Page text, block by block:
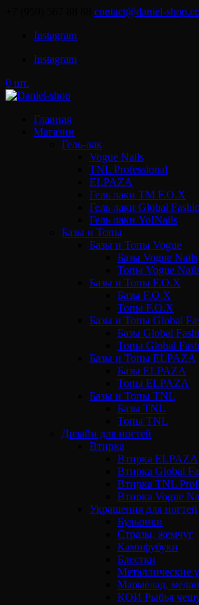
contact@daniel-
Instagram
Instagram
0 шт.
Главная
Магазин
Гель-лак
Vogue Nails
TNL Professional
ELPAZA
Гель лаки ТМ F.O.X
Гель лаки Global
Гель лаки Yo!Nails
Базы и Топы
Базы и Топы Vogue
Базы Vogue Nails
Топы Vogue
Базы и Топы F.O.X
Базы F.O.X
Топы F.O.X
Базы и Топы Global
Базы Global
Топы Global
Базы и Топы ELPAZA
Базы ELPAZA
Топы ELPAZA
Базы и Топы TNL
Базы TNL
Топы TNL
Дизайн для ногтей
Втирка
Втирка ELPAZA
Втирка Global
Втирка TNL
Втирка Vogue
Украшения для ногтей
Бульонки
Стразы, жемчуг
Камифубуки
Блестки
Металлические
Мармелад,
КОИ Рыбья